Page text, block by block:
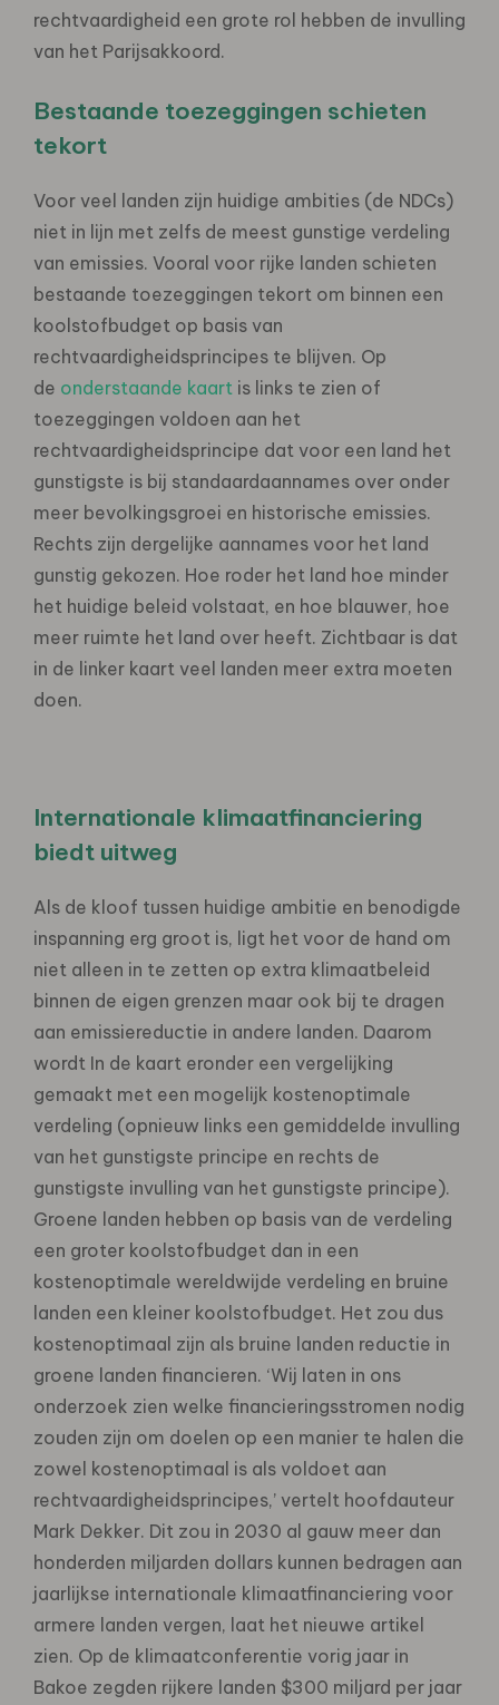
rechtvaardigheid een grote rol hebben de invulling
van het Parijsakkoord.
Bestaande toezeggingen schieten
tekort
Voor veel landen zijn huidige ambities (de NDCs)
niet in lijn met zelfs de meest gunstige verdeling
van emissies. Vooral voor rijke landen schieten
bestaande toezeggingen tekort om binnen een
koolstofbudget op basis van
rechtvaardigheidsprincipes te blijven. Op
de onderstaande kaart is links te zien of
toezeggingen voldoen aan het
rechtvaardigheidsprincipe dat voor een land het
gunstigste is bij standaardaannames over onder
meer bevolkingsgroei en historische emissies.
Rechts zijn dergelijke aannames voor het land
gunstig gekozen. Hoe roder het land hoe minder
het huidige beleid volstaat, en hoe blauwer, hoe
meer ruimte het land over heeft. Zichtbaar is dat
in de linker kaart veel landen meer extra moeten
doen.
Internationale klimaatfinanciering
biedt uitweg
Als de kloof tussen huidige ambitie en benodigde
inspanning erg groot is, ligt het voor de hand om
niet alleen in te zetten op extra klimaatbeleid
binnen de eigen grenzen maar ook bij te dragen
aan emissiereductie in andere landen. Daarom
wordt In de kaart eronder een vergelijking
gemaakt met een mogelijk kostenoptimale
verdeling (opnieuw links een gemiddelde invulling
van het gunstigste principe en rechts de
gunstigste invulling van het gunstigste principe).
Groene landen hebben op basis van de verdeling
een groter koolstofbudget dan in een
kostenoptimale wereldwijde verdeling en bruine
landen een kleiner koolstofbudget. Het zou dus
kostenoptimaal zijn als bruine landen reductie in
groene landen financieren. ‘Wij laten in ons
onderzoek zien welke financieringsstromen nodig
zouden zijn om doelen op een manier te halen die
zowel kostenoptimaal is als voldoet aan
rechtvaardigheidsprincipes,’ vertelt hoofdauteur
Mark Dekker. Dit zou in 2030 al gauw meer dan
honderden miljarden dollars kunnen bedragen aan
jaarlijkse internationale klimaatfinanciering voor
armere landen vergen, laat het nieuwe artikel
zien. Op de klimaatconferentie vorig jaar in
Bakoe zegden rijkere landen $300 miljard per jaar